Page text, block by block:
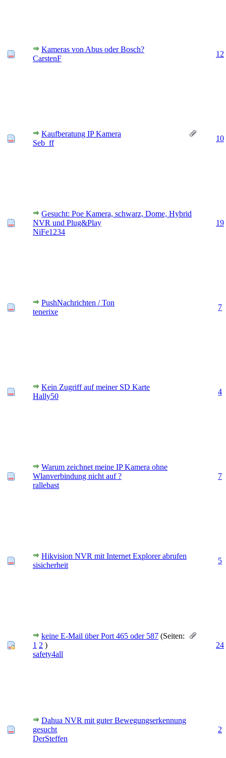
Kameras von Abus oder Bosch?
CarstenF
12
Kaufberatung IP Kamera
Seb_ff
10
Gesucht: Poe Kamera, schwarz, Dome, Hybrid
NVR und Plug&Play
NiFe1234
19
PushNachrichten / Ton
tenerixe
7
Kein Zugriff auf meiner SD Karte
Hally50
4
Warum zeichnet meine IP Kamera ohne
Wlanverbindung nicht auf ?
rallebast
7
Hikvision NVR mit Internet Explorer abrufen
sisicherheit
5
keine E-Mail über Port 465 oder 587 (Seiten:
1 2 )
safety4all
24
Dahua NVR mit guter Bewegungserkennung
gesucht
DerSteffen
2